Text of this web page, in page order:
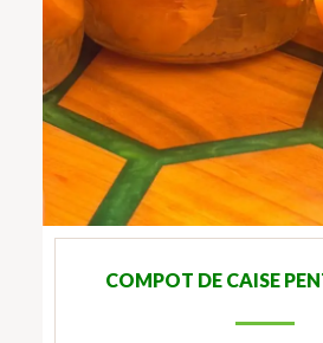
COMPOT DE CAISE